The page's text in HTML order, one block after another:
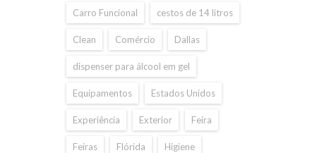
Carro Funcional cestos de 14 litros
Clean Comércio Dallas
dispenser para álcool em gel
Equipamentos Estados Unidos
Experiência Exterior Feira
Feiras Flórida Higiene